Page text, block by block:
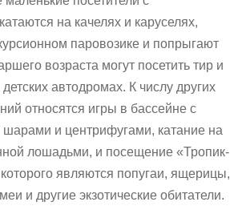
на качелях и каруселях,
паровозике и попрыгают
возраста могут посетить тир и
автодромах. К числу других
относятся игры в бассейне с
и центрифугами, катание на
лошадьми, и посещение «Тропик-
являются попугаи, ящерицы,
и другие экзотические обитатели.